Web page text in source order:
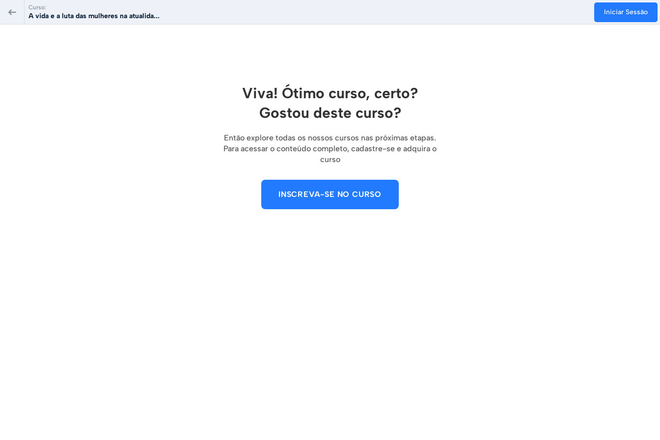
Curso:
A vida e a luta das mulheres na atualida... Iniciar Sessão
Viva! Ótimo curso, certo?
Gostou deste curso?
Então explore todas os nossos cursos nas próximas etapas.
Para acessar o conteúdo completo, cadastre-se e adquira o
curso
INSCREVA-SE NO CURSO